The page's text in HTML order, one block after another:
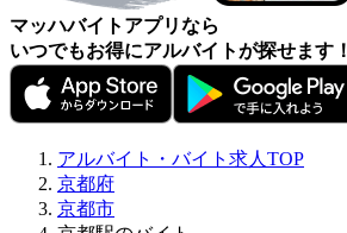
マッハバイトアプリなら
いつでもお得にアルバイトが探せます！
アルバイト・バイト求人TOP
京都府
京都市